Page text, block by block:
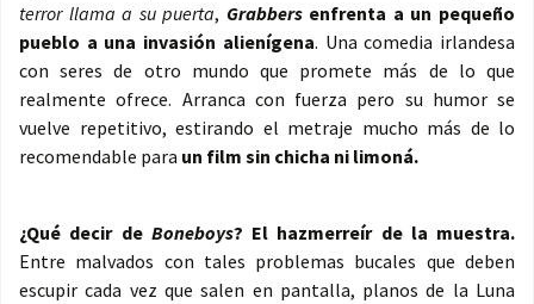
terror llama a su puerta, Grabbersenfrenta a un pequeño
pueblo a una invasión alienígena. Una comedia irlandesa
con seres de otro mundo que promete más de lo que
realmente ofrece. Arranca con fuerza pero su humor se
vuelve repetitivo, estirando el metraje mucho más de lo
recomendable para un film sin chicha ni limoná.
¿Qué decir de Boneboys? El hazmerreír de la muestra.
Entre malvados con tales problemas bucales que deben
escupir cada vez que salen en pantalla, planos de la Luna